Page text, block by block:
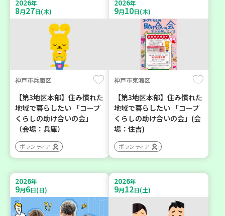
2026年
8月27日(木)
神戸市兵庫区
【第3地区本部】住み慣れた
地域で暮らしたい 「コープ
くらしの助け合いの会」
（会場：兵庫）
ボランティア
2026年
9月10日(木)
神戸市東灘区
【第3地区本部】住み慣れた
地域で暮らしたい 「コープ
くらしの助け合いの会」(会
場：住吉)
ボランティア
2026年
9月6日(日)
2026年
9月12日(土)